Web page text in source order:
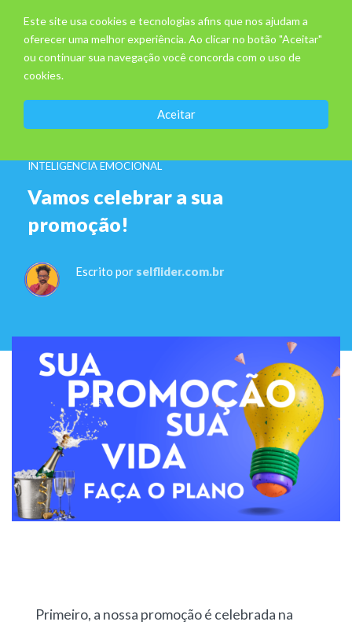
Este site usa cookies e tecnologias afins que nos ajudam a
oferecer uma melhor experiência. Ao clicar no botão "Aceitar"
ou continuar sua navegação você concorda com o uso de
cookies.
Aceitar
INTELIGENCIA EMOCIONAL
Vamos celebrar a sua
promoção!
Escrito por selflider.com.br
Primeiro, a nossa promoção é celebrada na